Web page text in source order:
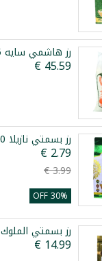
رز هاشمي سايه 5كغ
رز بسمتي نازيلا 900غ
30% OFF
رز بسمتي الملوك 4كغ